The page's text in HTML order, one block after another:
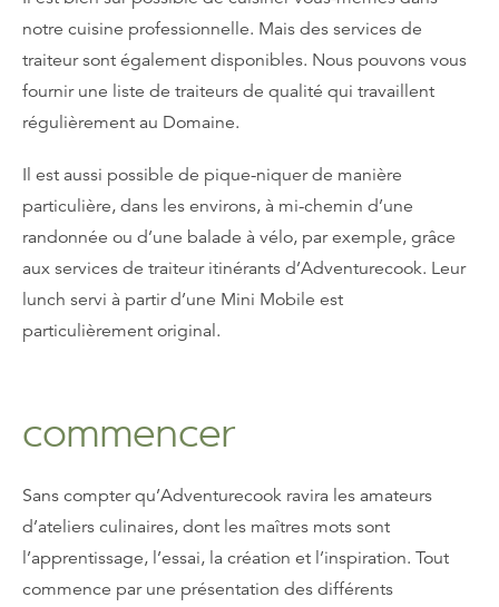
notre cuisine professionnelle. Mais des services de
traiteur sont également disponibles. Nous pouvons vous
fournir une liste de traiteurs de qualité qui travaillent
régulièrement au Domaine.
Il est aussi possible de pique-niquer de manière
particulière, dans les environs, à mi-chemin d’une
randonnée ou d’une balade à vélo, par exemple, grâce
aux services de traiteur itinérants d’Adventurecook. Leur
lunch servi à partir d’une Mini Mobile est
particulièrement original.
commencer
Sans compter qu’Adventurecook ravira les amateurs
d’ateliers culinaires, dont les maîtres mots sont
l’apprentissage, l’essai, la création et l’inspiration. Tout
commence par une présentation des différents